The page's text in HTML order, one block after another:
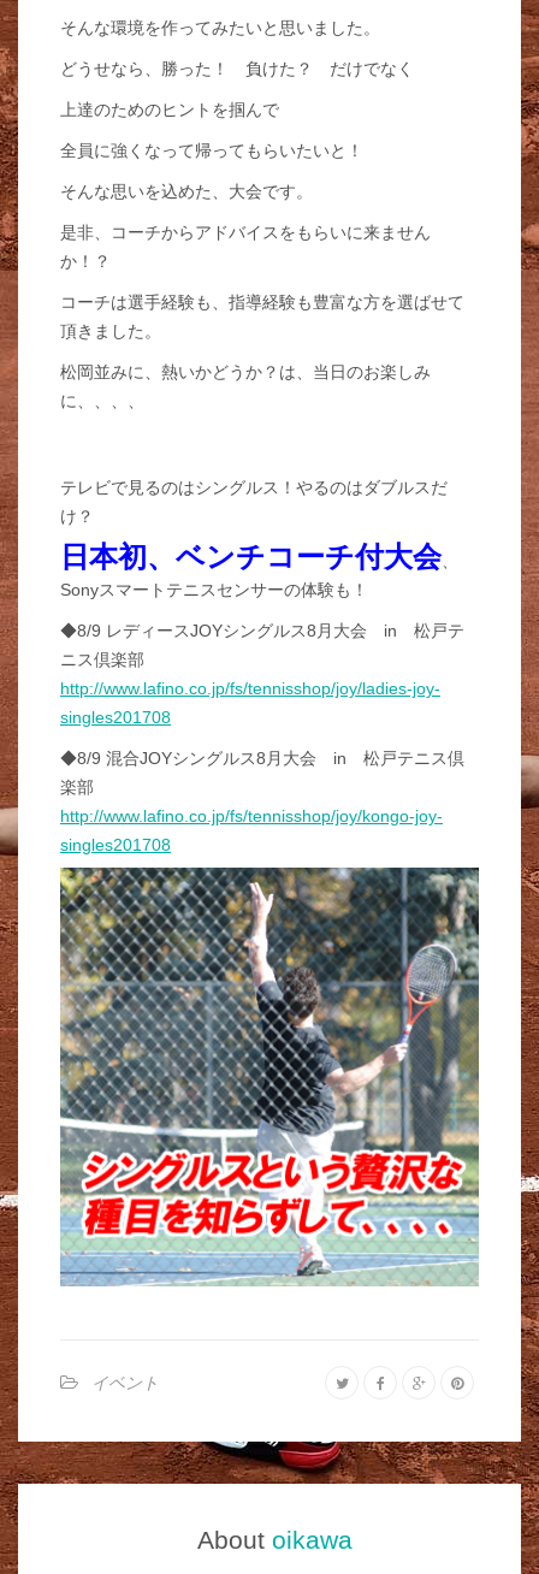
そんな環境を作ってみたいと思いました。
どうせなら、勝った！ 負けた？ だけでなく
上達のためのヒントを掴んで
全員に強くなって帰ってもらいたいと！
そんな思いを込めた、大会です。
是非、コーチからアドバイスをもらいに来ません
か！？
コーチは選手経験も、指導経験も豊富な方を選ばせて
頂きました。
松岡並みに、熱いかどうか？は、当日のお楽しみ
に、、、、
テレビで見るのはシングルス！やるのはダブルスだ
け？
日本初、ベンチコーチ付大会、
Sonyスマートテニスセンサーの体験も！
◆8/9 レディースJOYシングルス8月大会 in 松戸テ
ニス倶楽部
http://www.lafino.co.jp/fs/tennisshop/joy/ladies-joy-
singles201708
◆8/9 混合JOYシングルス8月大会 in 松戸テニス倶
楽部
http://www.lafino.co.jp/fs/tennisshop/joy/kongo-joy-
singles201708
イベント
About oikawa